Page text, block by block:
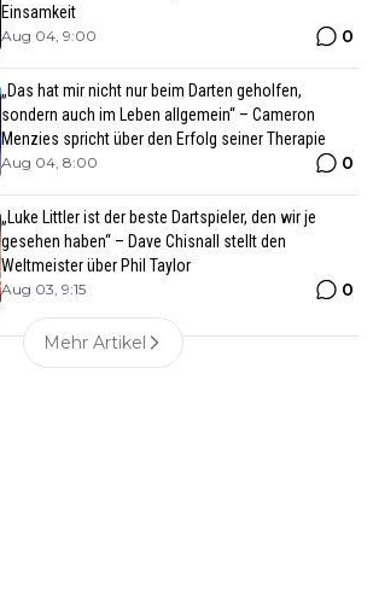
Einsamkeit
Aug 04, 9:00 0
„Das hat mir nicht nur beim Darten geholfen,
sondern auch im Leben allgemein“ – Cameron
Menzies spricht über den Erfolg seiner Therapie
Aug 04, 8:00 0
„Luke Littler ist der beste Dartspieler, den wir je
gesehen haben“ – Dave Chisnall stellt den
Weltmeister über Phil Taylor
Aug 03, 9:15 0
Mehr Artikel